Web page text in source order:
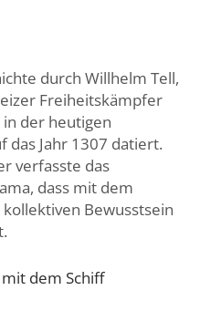
durch Willhelm Tell,
Freiheitskämpfer
in der heutigen
das Jahr 1307 datiert.
verfasste das
dass mit dem
Bewusstsein
dem Schiff